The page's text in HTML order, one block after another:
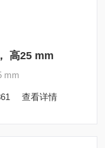
高25 mm
mm
查看详情